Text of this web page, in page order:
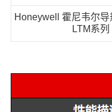
Honeywell 霍尼韦尔
LTM系列